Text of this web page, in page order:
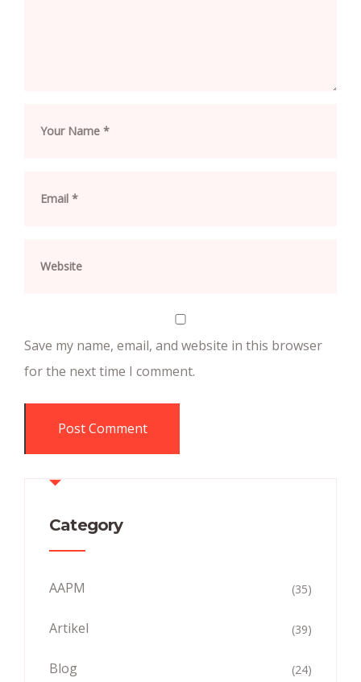
Save my name, email, and website in this browser
for the next time I comment.
Category
AAPM (35)
Artikel (39)
Blog (24)